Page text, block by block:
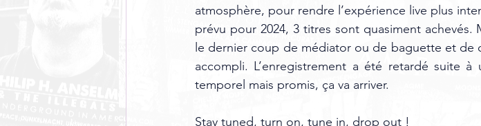
atmosphère, pour rendre l’expérience live plus
prévu pour 2024, 3 titres sont quasiment
le dernier coup de médiator ou de baguette et de
accompli. L’enregistrement a été retardé suite
temporel mais promis, ça va arriver.
Stay tuned, turn on, tune in, drop out !